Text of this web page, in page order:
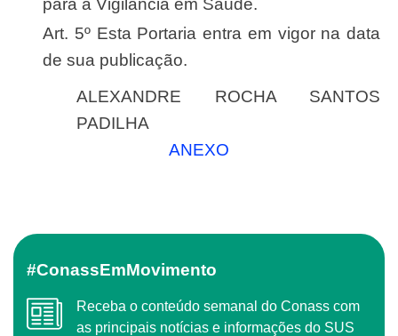
para a Vigilância em Saúde.
Art. 5º Esta Portaria entra em vigor na data
de sua publicação.
ALEXANDRE ROCHA SANTOS
PADILHA
ANEXO
#ConassEmMovimento
Receba o conteúdo semanal do Conass com
as principais notícias e informações do SUS